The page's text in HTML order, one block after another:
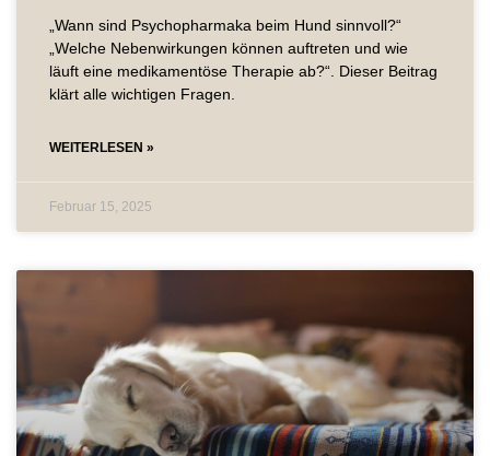
„Wann sind Psychopharmaka beim Hund sinnvoll?“
„Welche Nebenwirkungen können auftreten und wie
läuft eine medikamentöse Therapie ab?“. Dieser Beitrag
klärt alle wichtigen Fragen.
WEITERLESEN »
Februar 15, 2025